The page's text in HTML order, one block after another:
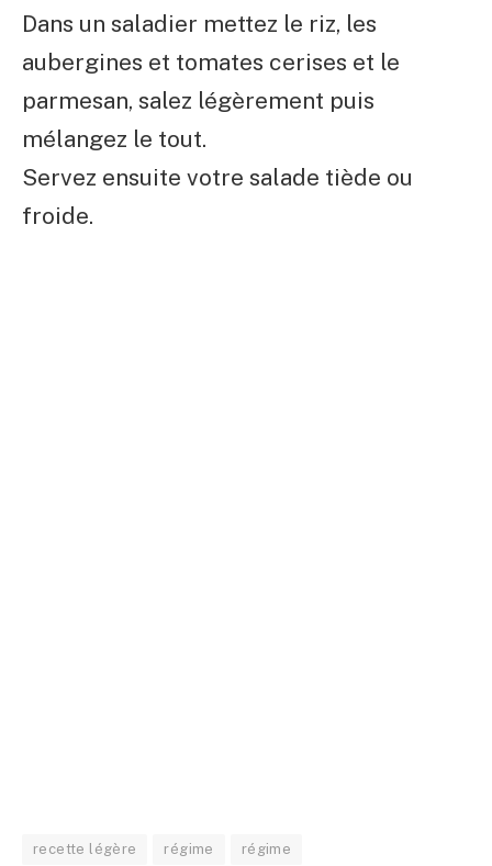
Dans un saladier mettez le riz, les
aubergines et tomates cerises et le
parmesan, salez légèrement puis
mélangez le tout.
Servez ensuite votre salade tiède ou
froide.
recette légère régime régime